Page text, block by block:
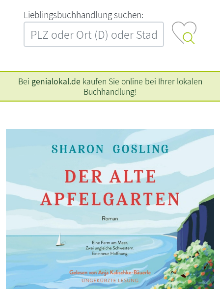
L‍i‍e‍b‍l‍i‍n‍g‍s‍b‍u‍c‍h‍h‍a‍n‍d‍l‍u‍n‍g‍ ‍s‍u‍c‍h‍e‍n‍:‍
Bei genialokal.de kaufen Sie online bei Ihrer lokalen
Buchhandlung!